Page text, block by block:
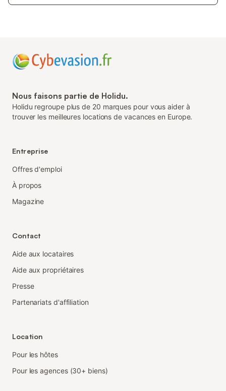
Nous faisons partie de Holidu.
Holidu regroupe plus de 20 marques pour vous aider à
trouver les meilleures locations de vacances en Europe.
Entreprise
Offres d'emploi
À propos
Magazine
Contact
Aide aux locataires
Aide aux propriétaires
Presse
Partenariats d'affiliation
Location
Pour les hôtes
Pour les agences (30+ biens)